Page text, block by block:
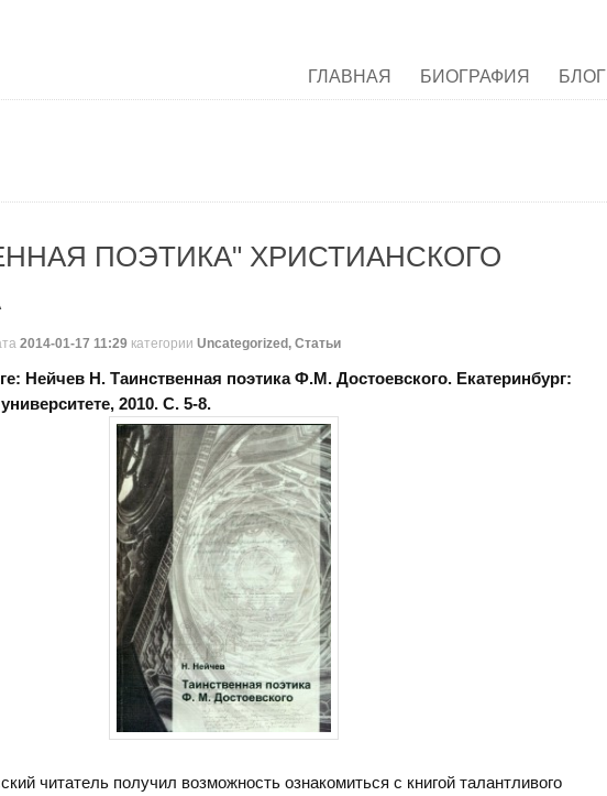
ГЛАВНАЯ БИОГРАФИЯ БЛОГ
ПОЭТИКА" ХРИСТИАНСКОГО
2014-01-17 11:29 категории Uncategorized , Статьи
Нейчев Н. Таинственная поэтика Ф.М. Достоевского. Екатеринбург:
2010. C. 5-8.
читатель получил возможность ознакомиться с книгой талантливого